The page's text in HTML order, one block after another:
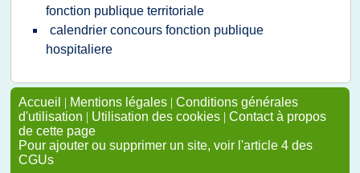
fonction publique territoriale
calendrier concours fonction publique
hospitaliere
Accueil | Mentions légales | Conditions générales
d'utilisation | Utilisation des cookies | Contact à propos
de cette page
Pour ajouter ou supprimer un site, voir l'article 4 des
CGUs